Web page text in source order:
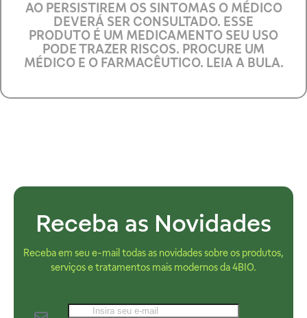
AO PERSISTIREM OS SINTOMAS O MÉDICO
DEVERÁ SER CONSULTADO. ESSE
PRODUTO É UM MEDICAMENTO SEU USO
PODE TRAZER RISCOS. PROCURE UM
MÉDICO E O FARMACÊUTICO. LEIA A BULA.
Receba as Novidades
Receba em seu e-mail todas as novidades sobre os produtos,
serviços e tratamentos mais modernos da 4BIO.